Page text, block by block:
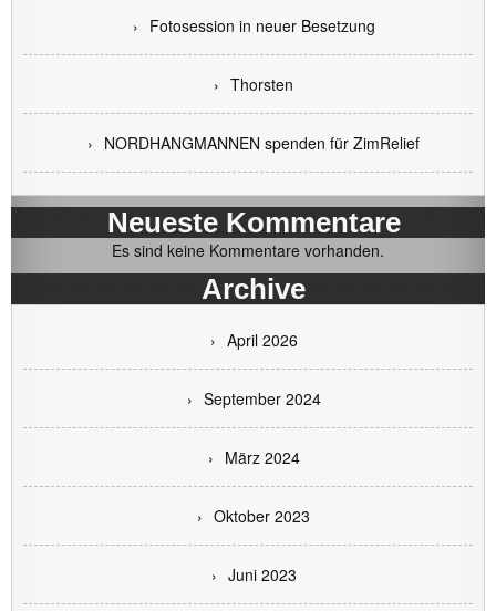
Fotosession in neuer Besetzung
Thorsten
NORDHANGMANNEN spenden für ZimRelief
Neueste Kommentare
Es sind keine Kommentare vorhanden.
Archive
April 2026
September 2024
März 2024
Oktober 2023
Juni 2023